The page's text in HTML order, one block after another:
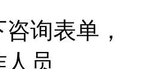
询表单，
员